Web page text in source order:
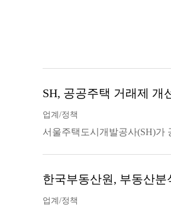
SH, 공공주택 거래제
업계/정책
서울주택도시개발공사(SH)가
한국부동산원, 부동산
업계/정책